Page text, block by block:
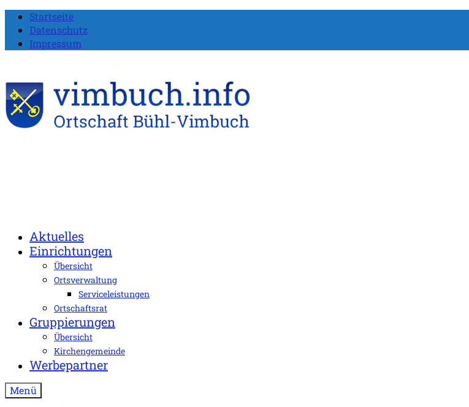
Startseite
Datenschutz
Impressum
Aktuelles
Einrichtungen
Übersicht
Ortsverwaltung
Serviceleistungen
Ortschaftsrat
Gruppierungen
Übersicht
Kirchengemeinde
Werbepartner
Menü